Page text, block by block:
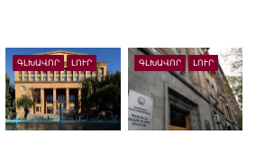
ԳԼԽԱՎՈՐ ԼՈՒՐ ԳԼԽԱՎՈՐ ԼՈՒՐ